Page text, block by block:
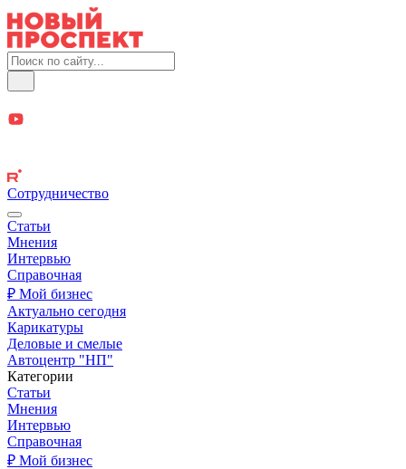
Сотрудничество
Статьи
Мнения
Интервью
Справочная
₽ Мой бизнес
Актуально сегодня
Карикатуры
Деловые и смелые
Автоцентр "НП"
Категории
Статьи
Мнения
Интервью
Справочная
₽ Мой бизнес